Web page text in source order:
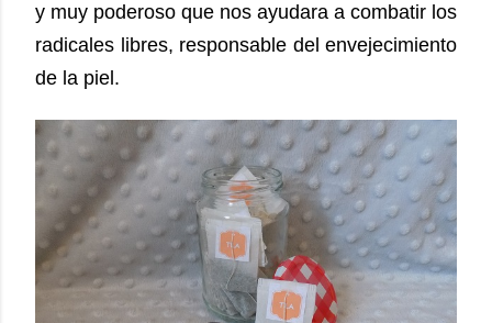
y muy poderoso que nos ayudara a combatir los
radicales libres, responsable del envejecimiento
de la piel.